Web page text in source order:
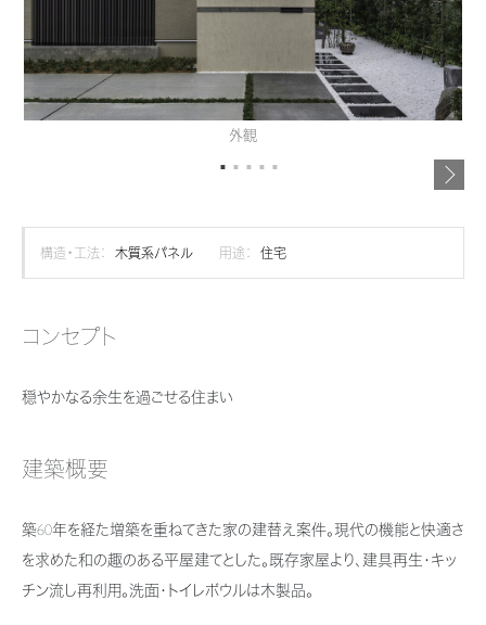
住まいづくりガイド
買う
中古住宅検索
分譲マンション検索
売る
住まいの売却
これから住まいをご検討の方
土地活用実例
法人のお客さま
企業不動産活用（CRE）戦略
社宅建築
医療・介護・子育て・障がい福祉施設
土地活用の基礎から長期安定経営を目指すオーナー様まで、賃貸経営に
ホームラウンジ 土地活用・賃貸経営
リフォーム事例
事業用
ホテル・旅館リフォーム
実例動画や基礎知識、収納の工夫など、理想の住まいを叶えるリフォーム
の具体策とアイデアを豊富にご用意しています。
ホームラウンジ リフォーム
分譲マンション開発事業
収益不動産・投資開発事業
事業用売買
ちづくりを実現していきます。
ミサワゼネラルソリューション
住まいるりんぐ（ロングサポート）
保証制度
ご相談窓口
お客様センター
ームからの大切なお知らせなど配信しています。
ミサワオーナーズクラブ
企業・IR
ニュース
ミサワホームグループ
IR情報
SDGs
中途採用
展示場・イベント情報
カタログ請求
外観
構造・工法： 木質系パネル 用途： 住宅
コンセプト
穏やかなる余生を過ごせる住まい
建築概要
築60年を経た増築を重ねてきた家の建替え案件。現代の機能と快適さ
を求めた和の趣のある平屋建てとした。既存家屋より、建具再生・キッ
チン流し再利用。洗面・トイレボウルは木製品。